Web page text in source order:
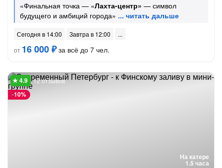
«Финальная точка — «Лахта-центр» — символ
будущего и амбиций города»
Сегодня в 14:00
Завтра в 12:00
от 16 000 ₽за всё до 7 чел.
На катере
1.5 часа
-10%
12 отзывов